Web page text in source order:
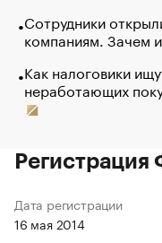
Сотрудники
компаниям. Зачем
Как налоговики
неработающих
Дата регистрации
16 мая 2014